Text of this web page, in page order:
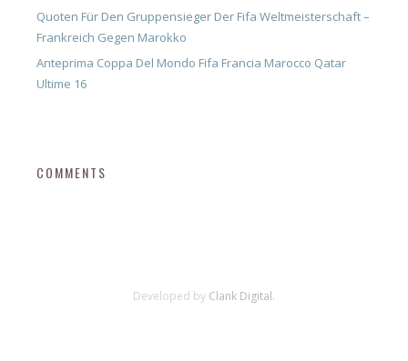
Quoten Für Den Gruppensieger Der Fifa Weltmeisterschaft –
Frankreich Gegen Marokko
Anteprima Coppa Del Mondo Fifa Francia Marocco Qatar
Ultime 16
COMMENTS
Developed by Clank Digital.